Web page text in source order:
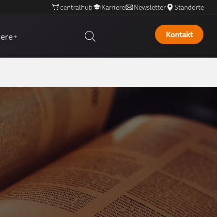
centralhub Karriere Newsletter Standorte
+ Kontakt